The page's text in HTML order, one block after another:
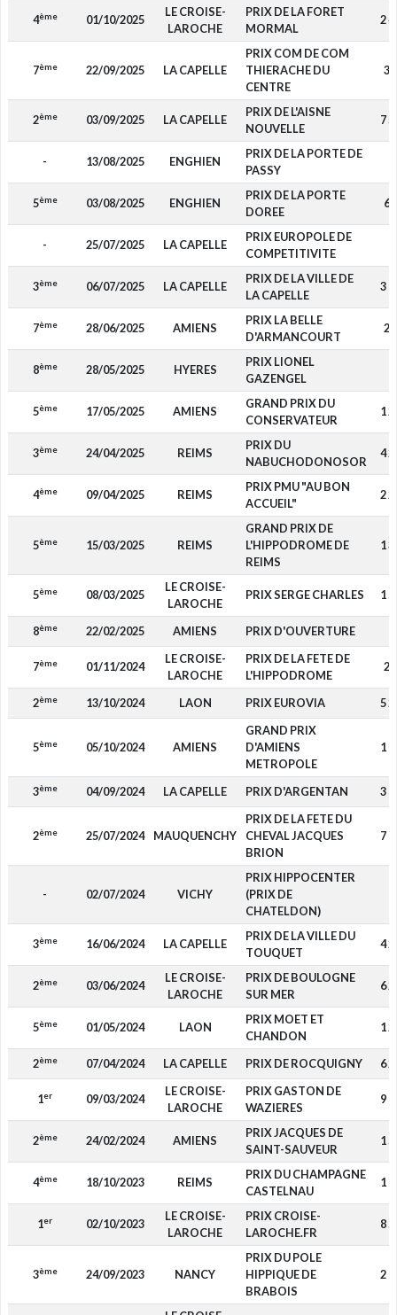
4ème 01/10/2025
LE CROISE-
LAROCHE
PRIX DE LA FORET
MORMAL
2
7ème 22/09/2025 LA CAPELLE
PRIX COM DE COM
THIERACHE DU
CENTRE
2ème 03/09/2025 LA CAPELLE
PRIX DE L'AISNE
NOUVELLE
7
- 13/08/2025 ENGHIEN
PRIX DE LA PORTE DE
PASSY
5ème 03/08/2025 ENGHIEN
PRIX DE LA PORTE
DOREE
- 25/07/2025 LA CAPELLE
PRIX EUROPOLE DE
COMPETITIVITE
3ème 06/07/2025 LA CAPELLE
PRIX DE LA VILLE DE
LA CAPELLE
3
7ème 28/06/2025 AMIENS
PRIX LA BELLE
D'ARMANCOURT
8ème 28/05/2025 HYERES
PRIX LIONEL
GAZENGEL
5ème 17/05/2025 AMIENS
GRAND PRIX DU
CONSERVATEUR
1
3ème 24/04/2025 REIMS
PRIX DU
NABUCHODONOSOR
4
4ème 09/04/2025 REIMS
PRIX PMU "AU BON
ACCUEIL"
2
5ème 15/03/2025 REIMS
GRAND PRIX DE
L'HIPPODROME DE
REIMS
1
5ème 08/03/2025
LE CROISE-
LAROCHE
PRIX SERGE CHARLES 1
8ème 22/02/2025 AMIENS PRIX D'OUVERTURE
7ème 01/11/2024
LE CROISE-
LAROCHE
PRIX DE LA FETE DE
L'HIPPODROME
2ème 13/10/2024 LAON PRIX EUROVIA 5
5ème 05/10/2024 AMIENS
GRAND PRIX
D'AMIENS
METROPOLE
1
3ème 04/09/2024 LA CAPELLE PRIX D'ARGENTAN 3
2ème 25/07/2024 MAUQUENCHY
PRIX DE LA FETE DU
CHEVAL JACQUES
BRION
7
- 02/07/2024 VICHY
PRIX HIPPOCENTER
(PRIX DE
CHATELDON)
3ème 16/06/2024 LA CAPELLE
PRIX DE LA VILLE DU
TOUQUET
4
2ème 03/06/2024
LE CROISE-
LAROCHE
PRIX DE BOULOGNE
SUR MER
6
5ème 01/05/2024 LAON
PRIX MOET ET
CHANDON
1
2ème 07/04/2024 LA CAPELLE PRIX DE ROCQUIGNY 6
1er 09/03/2024
LE CROISE-
LAROCHE
PRIX GASTON DE
WAZIERES
9
2ème 24/02/2024 AMIENS
PRIX JACQUES DE
SAINT-SAUVEUR
1
4ème 18/10/2023 REIMS
PRIX DU CHAMPAGNE
CASTELNAU
1
1er 02/10/2023
LE CROISE-
LAROCHE
PRIX CROISE-
LAROCHE.FR
8
3ème 24/09/2023 NANCY
PRIX DU POLE
HIPPIQUE DE
BRABOIS
2